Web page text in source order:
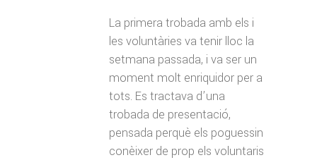
La primera trobada amb els i
les voluntàries va tenir lloc la
setmana passada, i va ser un
moment molt enriquidor per a
tots. Es tractava d’una
trobada de presentació,
pensada perquè els poguessin
conèixer de prop els voluntaris